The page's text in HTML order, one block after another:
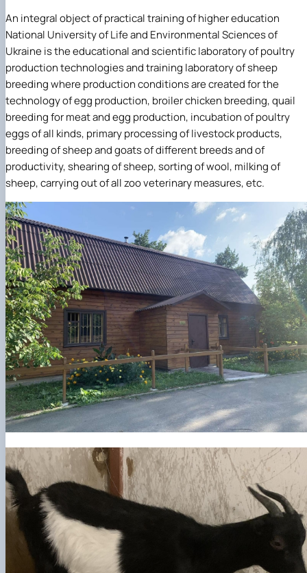
An integral object of practical training of higher education
National University of Life and Environmental Sciences of
Ukraine is the educational and scientific laboratory of poultry
production technologies and training laboratory of sheep
breeding where production conditions are created for the
technology of egg production, broiler chicken breeding, quail
breeding for meat and egg production, incubation of poultry
eggs of all kinds, primary processing of livestock products,
breeding of sheep and goats of different breeds and of
productivity, shearing of sheep, sorting of wool, milking of
sheep, carrying out of all zoo veterinary measures, etc.